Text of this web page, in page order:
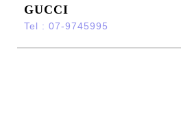
GUCCI
Tel : 07-9745995